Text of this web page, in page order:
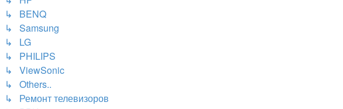
↳ BENQ
↳ Samsung
↳ LG
↳ PHILIPS
↳ ViewSonic
↳ Others..
↳ Ремонт телевизоров